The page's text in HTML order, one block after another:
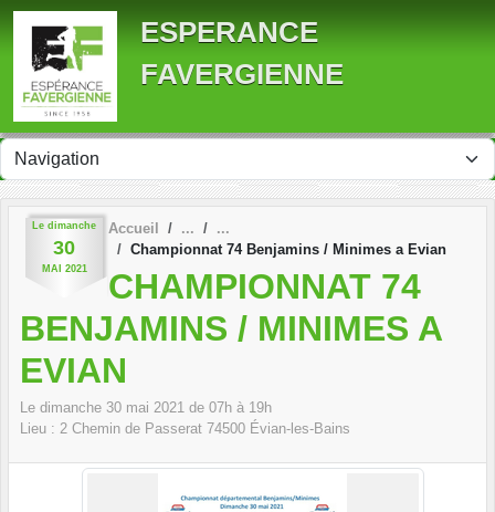
ESPERANCE
FAVERGIENNE
Le dimanche
30
MAI 2021
Accueil
Championnat 74 Benjamins / Minimes a Evian
CHAMPIONNAT 74
BENJAMINS / MINIMES A
EVIAN
Le dimanche 30 mai 2021 de 07h à 19h
Lieu : 2 Chemin de Passerat 74500 Évian-les-Bains
Panneau de gestion des cookies